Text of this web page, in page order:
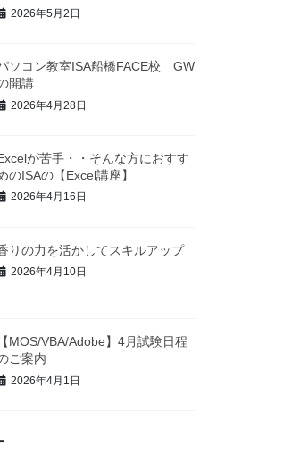
2026年5月2日
ソコン教室ISA船橋FACE校 GW
開講
2026年4月28日
が苦手・・そんな方におすす
のISAの【Excel講座】
2026年4月16日
りの力を活かしてスキルアップ
2026年4月10日
【MOS/VBA/Adobe】4月試験日程
ご案内
2026年4月1日